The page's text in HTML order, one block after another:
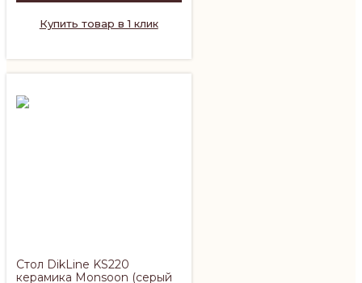
Купить товар в 1 клик
Стол DikLine KS220
керамика Monsoon (серый